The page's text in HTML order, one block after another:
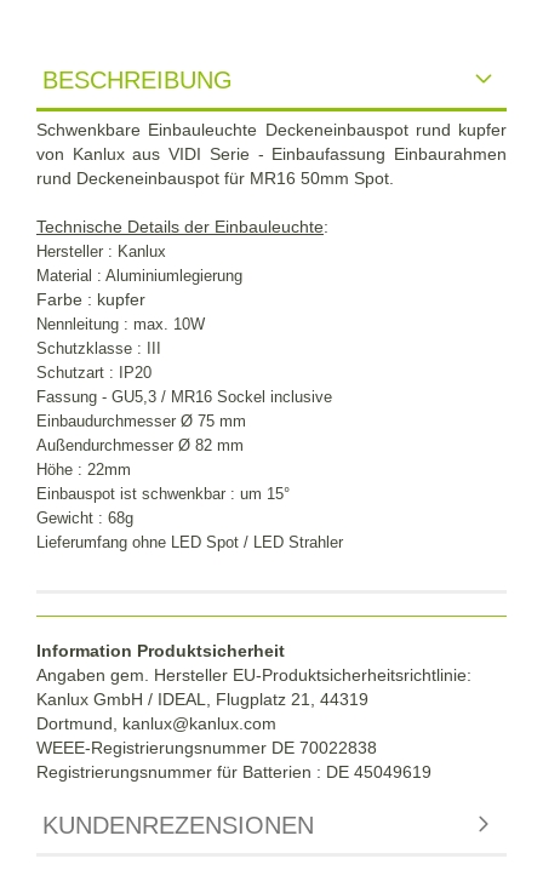
BESCHREIBUNG
Schwenkbare Einbauleuchte Deckeneinbauspot rund kupfer
von Kanlux aus VIDI Serie - Einbaufassung Einbaurahmen
rund Deckeneinbauspot für MR16 50mm Spot.
Technische Details der Einbauleuchte:
Hersteller : Kanlux
Material : Aluminiumlegierung
Farbe : kupfer
Nennleitung : max. 10W
Schutzklasse : III
Schutzart : IP20
Fassung - GU5,3 / MR16 Sockel inclusive
Einbaudurchmesser Ø 75 mm
Außendurchmesser Ø 82 mm
Höhe : 22mm
Einbauspot ist schwenkbar : um 15°
Gewicht : 68g
Lieferumfang ohne LED Spot / LED Strahler
Information Produktsicherheit
Angaben gem. Hersteller EU-Produktsicherheitsrichtlinie:
Kanlux GmbH / IDEAL, Flugplatz 21, 44319
Dortmund, kanlux@kanlux.com
WEEE-Registrierungsnummer DE 70022838
Registrierungsnummer für Batterien : DE 45049619
KUNDENREZENSIONEN